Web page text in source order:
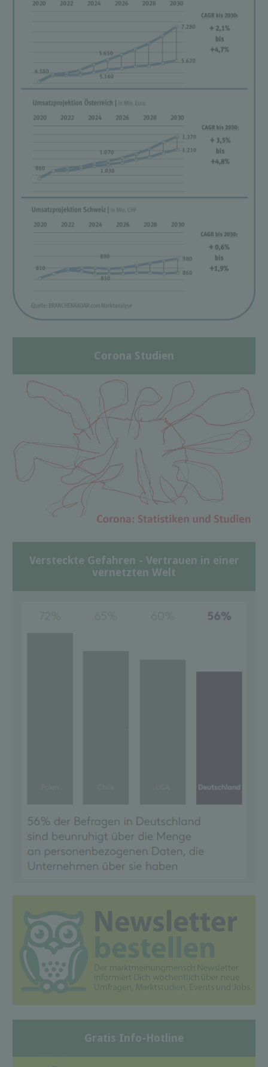
Corona Studien
Versteckte Gefahren - Vertrauen in einer
vernetzten Welt
Gratis Info-Hotline